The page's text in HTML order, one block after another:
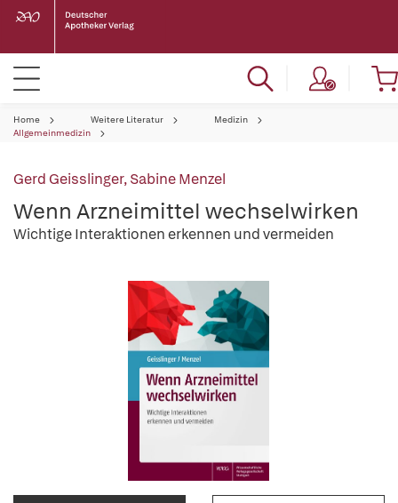
Home Weitere Literatur
Medizin
Allgemeinmedizin
Gerd Geisslinger,Sabine Menzel
Wenn Arzneimittel wechselwirken
Wichtige Interaktionen erkennen und vermeiden